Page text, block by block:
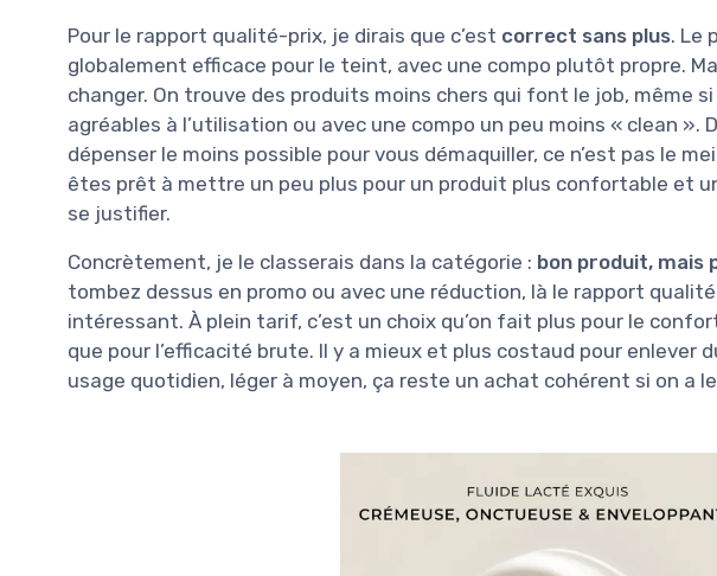
Pour le rapport qualité-prix, je dirais que c’est correct sans plus. Le
globalement efficace pour le teint, avec une compo plutôt propre.
changer. On trouve des produits moins chers qui font le job, même
agréables à l’utilisation ou avec une compo un peu moins « clean ».
dépenser le moins possible pour vous démaquiller, ce n’est pas le
êtes prêt à mettre un peu plus pour un produit plus confortable et
se justifier.
Concrètement, je le classerais dans la catégorie : bon produit, mais
tombez dessus en promo ou avec une réduction, là le rapport
intéressant. À plein tarif, c’est un choix qu’on fait plus pour le
que pour l’efficacité brute. Il y a mieux et plus costaud pour enlever
usage quotidien, léger à moyen, ça reste un achat cohérent si on a